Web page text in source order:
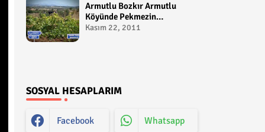
Armutlu Bozkır Armutlu
Köyünde Pekmezin
Hikayesi:Gezen Bilir Kontv
Kasım 22, 2011
SOSYAL HESAPLARIM
Facebook Whatsapp